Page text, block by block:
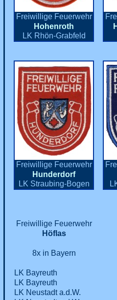
Freiwillige Feuerwehr
Hohenroth
LK Rhön-Grabfeld
Freiwillige Feuerwehr
Hunderdorf
LK Straubing-Bogen
Freiwillige Feuerwehr
Höflas
8x in Bayern
LK Bayreuth
LK Bayreuth
LK Neustadt a.d.W.